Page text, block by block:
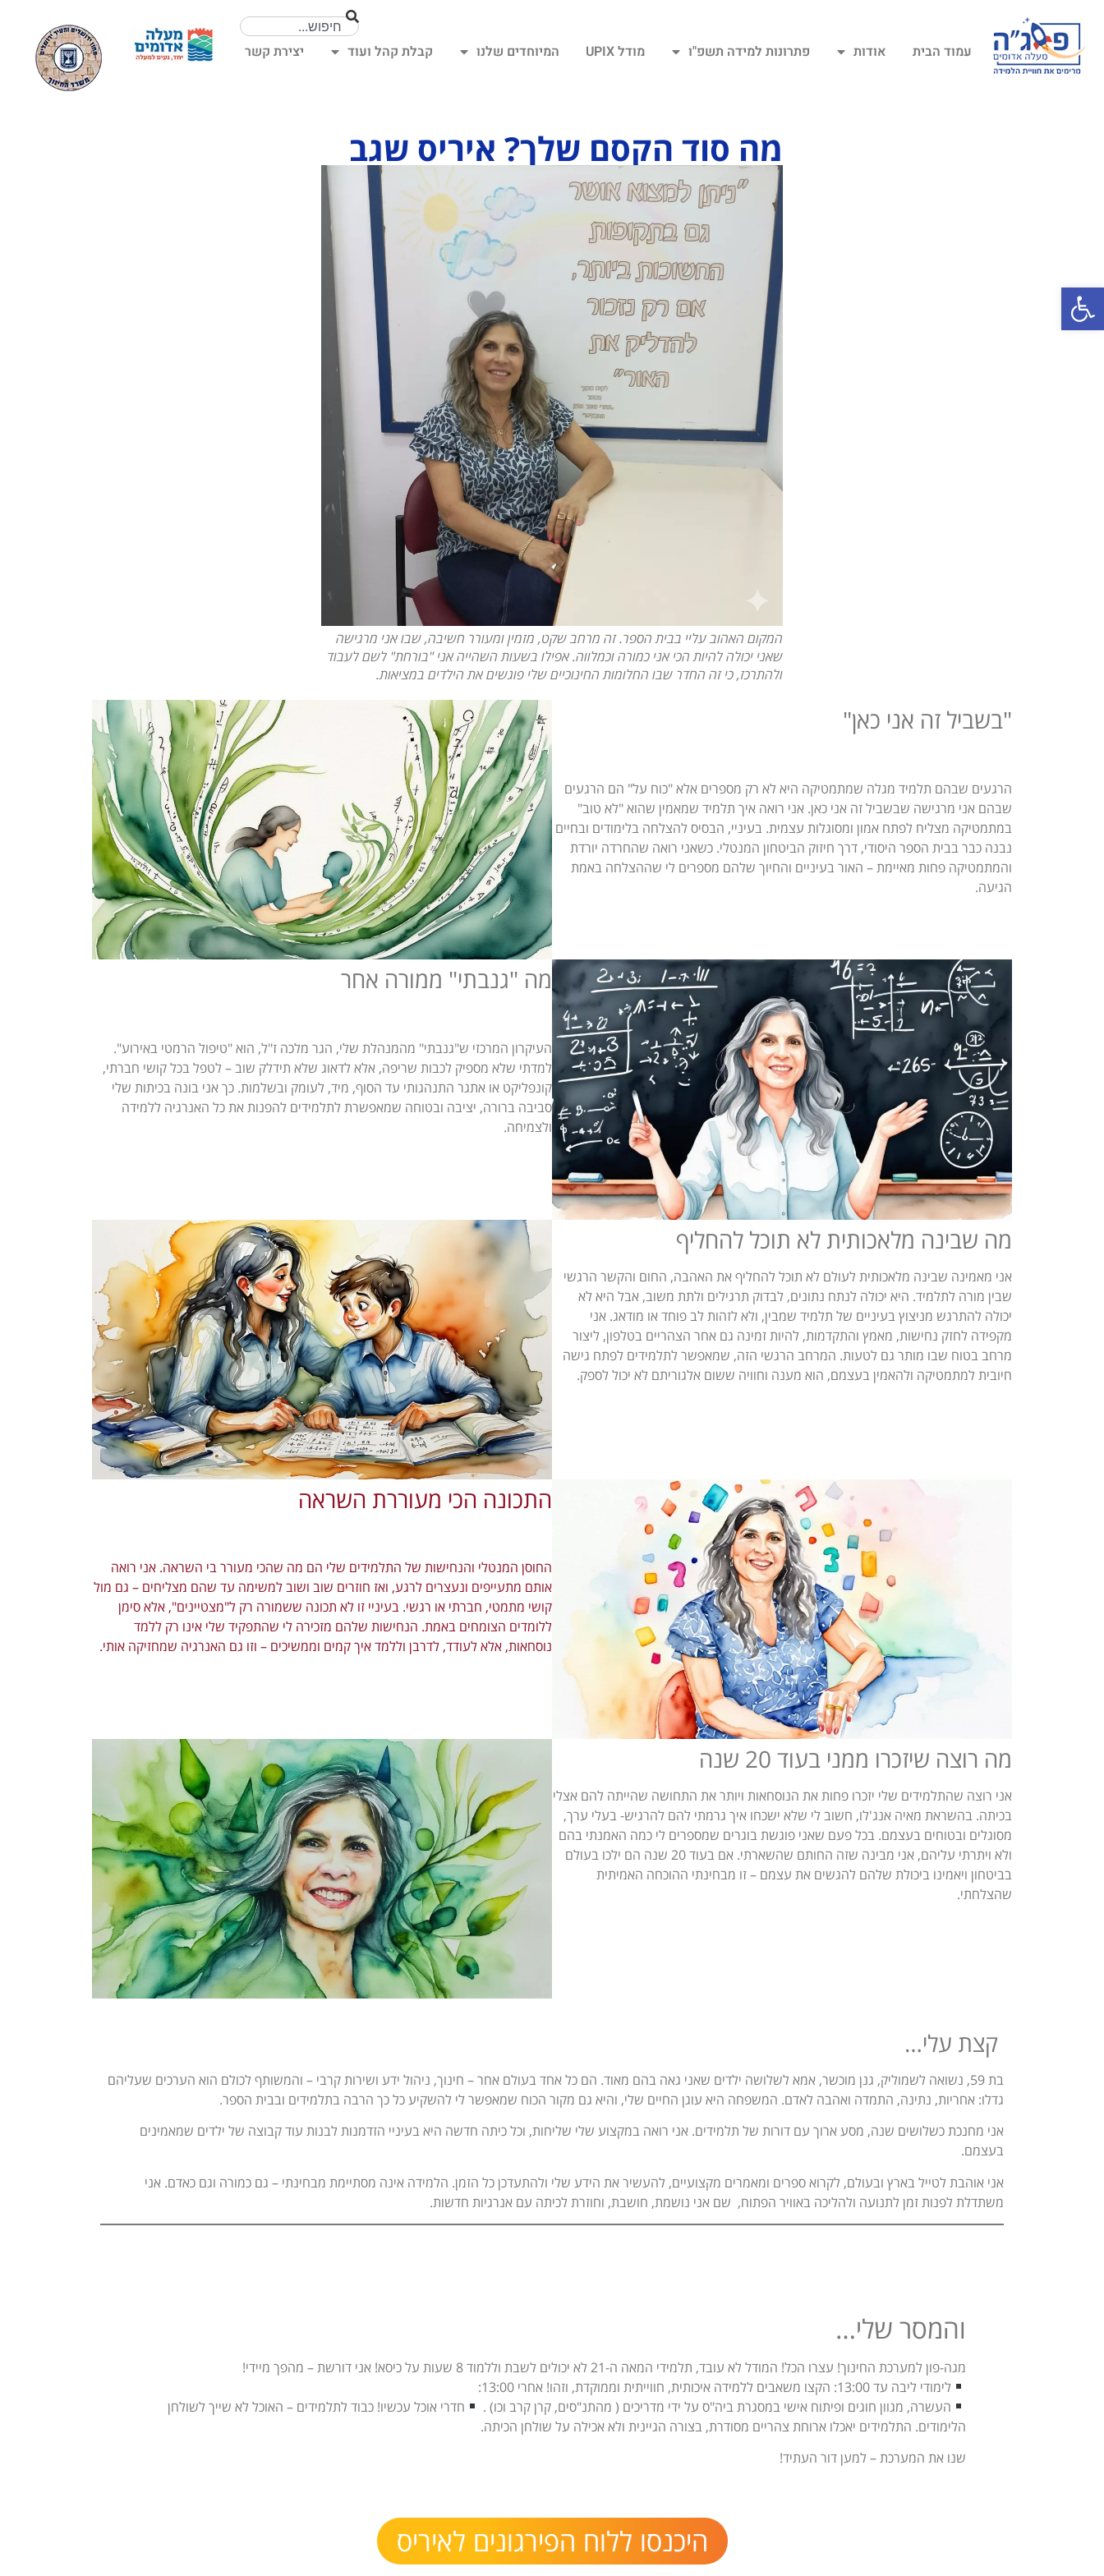
פתח סרגל נגישות
עמוד הבית אודות פתרונות למידה תשפ"ו מודל UPIX המיוחדים שלנו קבלת קהל ועוד יצירת קשר
מה סוד הקסם שלך? איריס שגב
המקום האהוב עליי בבית הספר. זה מרחב שקט, מזמין ומעורר חשיבה, שבו אני מרגישה
שאני יכולה להיות הכי אני כמורה וכמלווה. אפילו בשעות השהייה אני "בורחת" לשם לעבוד
ולהתרכז, כי זה החדר שבו החלומות החינוכיים שלי פוגשים את הילדים במציאות.
"בשביל זה אני כאן"
הרגעים שבהם תלמיד מגלה שמתמטיקה היא לא רק מספרים אלא "כוח על" הם הרגעים
שבהם אני מרגישה שבשביל זה אני כאן. אני רואה איך תלמיד שמאמין שהוא "לא טוב"
במתמטיקה מצליח לפתח אמון ומסוגלות עצמית. בעיניי, הבסיס להצלחה בלימודים ובחיים
נבנה כבר בבית הספר היסודי, דרך חיזוק הביטחון המנטלי. כשאני רואה שהחרדה יורדת
והמתמטיקה פחות מאיימת – האור בעיניים והחיוך שלהם מספרים לי שההצלחה באמת
הגיעה.
מה "גנבתי" ממורה אחר
העיקרון המרכזי ש"גנבתי" מהמנהלת שלי, הגר מלכה ז"ל, הוא "טיפול הרמטי באירוע".
למדתי שלא מספיק לכבות שריפה, אלא לדאוג שלא תידלק שוב – לטפל בכל קושי חברתי,
קונפליקט או אתגר התנהגותי עד הסוף, מיד, לעומק ובשלמות. כך אני בונה בכיתות שלי
סביבה ברורה, יציבה ובטוחה שמאפשרת לתלמידים להפנות את כל האנרגיה ללמידה
ולצמיחה.
מה שבינה מלאכותית לא תוכל להחליף
אני מאמינה שבינה מלאכותית לעולם לא תוכל להחליף את האהבה, החום והקשר הרגשי
שבין מורה לתלמיד. היא יכולה לנתח נתונים, לבדוק תרגילים ולתת משוב, אבל היא לא
יכולה להתרגש מניצוץ בעיניים של תלמיד שמבין, ולא לזהות לב פוחד או מודאג. אני
מקפידה לחזק נחישות, מאמץ והתקדמות, להיות זמינה גם אחר הצהריים בטלפון, ליצור
מרחב בטוח שבו מותר גם לטעות. המרחב הרגשי הזה, שמאפשר לתלמידים לפתח גישה
חיובית למתמטיקה ולהאמין בעצמם, הוא מענה וחוויה ששום אלגוריתם לא יכול לספק.
התכונה הכי מעוררת השראה
החוסן המנטלי והנחישות של התלמידים שלי הם מה שהכי מעורר בי השראה. אני רואה
אותם מתעייפים ונעצרים לרגע, ואז חוזרים שוב ושוב למשימה עד שהם מצליחים – גם מול
קושי מתמטי, חברתי או רגשי. בעיניי זו לא תכונה ששמורה רק ל"מצטיינים", אלא סימן
ללומדים הצומחים באמת. הנחישות שלהם מזכירה לי שהתפקיד שלי אינו רק ללמד
נוסחאות, אלא לעודד, לדרבן וללמד איך קמים וממשיכים – וזו גם האנרגיה שמחזיקה אותי.
מה רוצה שיזכרו ממני בעוד 20 שנה
אני רוצה שהתלמידים שלי יזכרו פחות את הנוסחאות ויותר את התחושה שהייתה להם אצלי
בכיתה. בהשראת מאיה אנג'לו, חשוב לי שלא ישכחו איך גרמתי להם להרגיש- בעלי ערך,
מסוגלים ובטוחים בעצמם. בכל פעם שאני פוגשת בוגרים שמספרים לי כמה האמנתי בהם
ולא ויתרתי עליהם, אני מבינה שזה החותם שהשארתי. אם בעוד 20 שנה הם ילכו בעולם
בביטחון ויאמינו ביכולת שלהם להגשים את עצמם – זו מבחינתי ההוכחה האמיתית
שהצלחתי.
קצת עלי…
בת 59, נשואה לשמוליק, גנן מוכשר, אמא לשלושה ילדים שאני גאה בהם מאוד. הם כל אחד בעולם אחר – חינוך, ניהול ידע ושירות קרבי – והמשותף לכולם הוא הערכים שעליהם
גדלו: אחריות, נתינה, התמדה ואהבה לאדם. המשפחה היא עוגן החיים שלי, והיא גם מקור הכוח שמאפשר לי להשקיע כל כך הרבה בתלמידים ובבית הספר.
אני מחנכת כשלושים שנה, מסע ארוך עם דורות של תלמידים. אני רואה במקצוע שלי שליחות, וכל כיתה חדשה היא בעיניי הזדמנות לבנות עוד קבוצה של ילדים שמאמינים
בעצמם.
אני אוהבת לטייל בארץ ובעולם, לקרוא ספרים ומאמרים מקצועיים, להעשיר את הידע שלי ולהתעדכן כל הזמן. הלמידה אינה מסתיימת מבחינתי – גם כמורה וגם כאדם. אני
משתדלת לפנות זמן לתנועה ולהליכה באוויר הפתוח, שם אני נושמת, חושבת, וחוזרת לכיתה עם אנרגיות חדשות.
והמסר שלי…
מגה-פון למערכת החינוך! עצרו הכל! המודל לא עובד, תלמידי המאה ה-21 לא יכולים לשבת וללמוד 8 שעות על כיסא! אני דורשת – מהפך מיידי!
לימודי ליבה עד 13:00: הקצו משאבים ללמידה איכותית, חווייתית וממוקדת, וזהו! אחרי 13:00:
העשרה, מגוון חוגים ופיתוח אישי במסגרת ביה"ס על ידי מדריכים ( מהתנ"סים, קרן קרב וכו) .
חדרי אוכל עכשיו! כבוד לתלמידים – האוכל לא שייך לשולחן
הלימודים. התלמידים יאכלו ארוחת צהריים מסודרת, בצורה הגיינית ולא אכילה על שולחן הכיתה.
שנו את המערכת – למען דור העתיד!
היכנסו ללוח הפירגונים לאיריס